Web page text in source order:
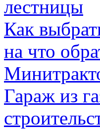
лестницы
Как
на что
Гараж из